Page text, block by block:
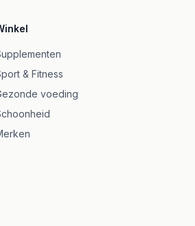
isoflavoner
kapslar
& Fitness
voeding